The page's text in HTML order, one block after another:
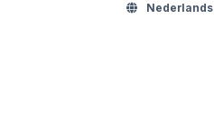
Nederlands